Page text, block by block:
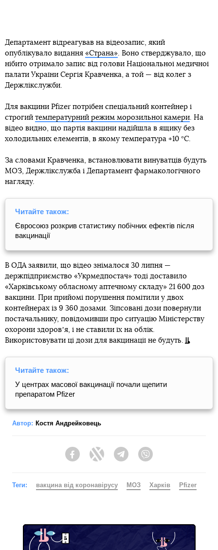
Департамент відреагував на відеозапис, який
опублікувало видання «Страна». Воно стверджувало, що
нібито отримало запис від голови Національної медичної
палати України Сергія Кравченка, а той — від колег з
Держлікслужби.
Для вакцини Pfizer потрібен спеціальний контейнер і
строгий температурний режим морозильної камери. На
відео видно, що партія вакцини надійшла в ящику без
холодильних елементів, в якому температура +10 °C.
За словами Кравченка, встановлювати винуватців будуть
МОЗ, Держлікслужба і Департамент фармакологічного
нагляду.
Читайте також:
Євросоюз розкрив статистику побічних ефектів після
вакцинації
В ОДА заявили, що відео знімалося 30 липня —
держпідприємство «Укрмедпостач» тоді доставило
«Харківському обласному аптечному складу» 21 600 доз
вакцини. При прийомі порушення помітили у двох
контейнерах із 9 360 дозами. Зіпсовані дози повернули
постачальнику, повідомивши про ситуацію Міністерству
охорони здоровʼя, і не ставили їх на облік.
Використовувати ці дози для вакцинації не будуть.
Читайте також:
У центрах масової вакцинації почали щепити
препаратом Pfizer
Автор: Костя Андрейковець
FacebookTwitter Telegram
Теги: вакцина від коронавірусу МОЗ Харків Pfizer